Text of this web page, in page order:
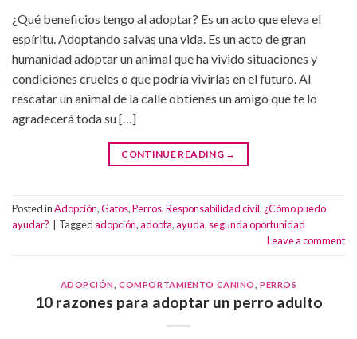
¿Qué beneficios tengo al adoptar? Es un acto que eleva el
espíritu. Adoptando salvas una vida. Es un acto de gran
humanidad adoptar un animal que ha vivido situaciones y
condiciones crueles o que podría vivirlas en el futuro. Al
rescatar un animal de la calle obtienes un amigo que te lo
agradecerá toda su […]
CONTINUE READING →
Posted inAdopción,Gatos,Perros,Responsabilidad civil, ¿Cómo puedo
ayudar?
Taggedadopción,adopta,ayuda, segunda oportunidad
Leave a comment
ADOPCIÓN ,COMPORTAMIENTO CANINO ,PERROS
10 razones para adoptar un perro adulto